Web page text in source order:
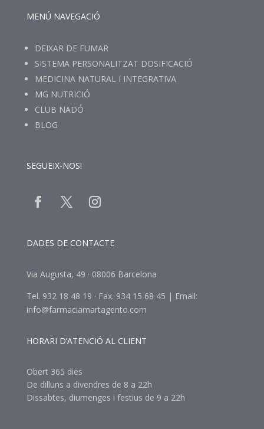
MENÚ NAVEGACIÓ
DEIXAR DE FUMAR
SISTEMA PERSONALITZAT DOSIFICACIÓ
MEDICINA NATURAL I INTEGRATIVA
MG NUTRICIÓ
CLUB NADÓ
BLOG
SEGUEIX-NOS!
DADES DE CONTACTE
Via Augusta, 49 · 08006 Barcelona
Tel. 932 18 48 19 · Fax. 934 15 68 45 | Email:
info@farmaciamartagento.com
HORARI D’ATENCIÓ AL CLIENT
Obert 365 dies
De dilluns a divendres de 8 a 22h
Dissabtes, diumenges i festius de 9 a 22h